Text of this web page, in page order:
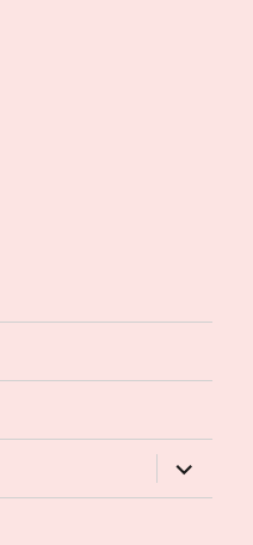
ブ
メ